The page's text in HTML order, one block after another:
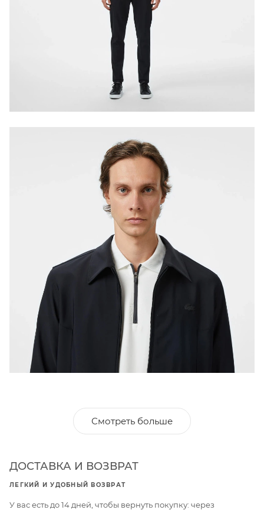
Смотреть больше
ДОСТАВКА И ВОЗВРАТ
ЛЕГКИЙ И УДОБНЫЙ ВОЗВРАТ
У вас есть до 14 дней, чтобы вернуть покупку: через